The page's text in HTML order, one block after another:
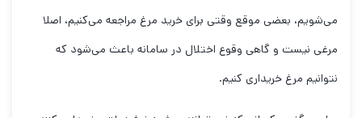
می‌شویم، بعضی موقع وقتی برای خرید مرغ مراجعه می‌کنیم، اصلا
مرغی نیست و گاهی وقوع اختلال در سامانه باعث می‌شود که
نتوانیم مرغ خریداری کنیم.